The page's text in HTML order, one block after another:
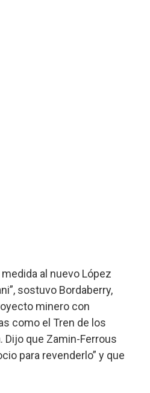
al nuevo López
sostuvo Bordaberry,
minero con
como el Tren de los
Dijo que Zamin-Ferrous
para revenderlo” y que